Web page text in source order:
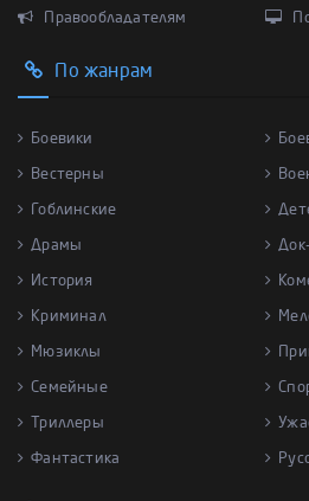
Правообладателям
По жанрам
Боевики
Вестерны
Гоблинские
Драмы
История
Криминал
Мюзиклы
Семейные
Триллеры
Фантастика